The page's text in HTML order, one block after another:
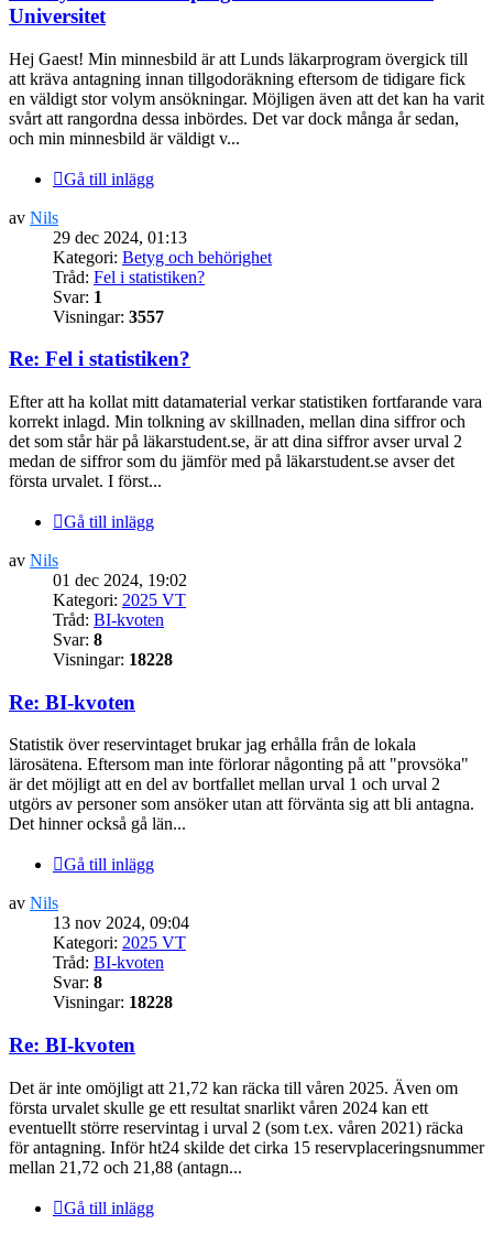
Universitet
Hej Gaest! Min minnesbild är att Lunds läkarprogram övergick till
att kräva antagning innan tillgodoräkning eftersom de tidigare fick
en väldigt stor volym ansökningar. Möjligen även att det kan ha varit
svårt att rangordna dessa inbördes. Det var dock många år sedan,
och min minnesbild är väldigt v...
Gå till inlägg
av Nils
29 dec 2024, 01:13
Kategori: Betyg och behörighet
Tråd: Fel i statistiken?
Svar: 1
Visningar: 3557
Re: Fel i statistiken?
Efter att ha kollat mitt datamaterial verkar statistiken fortfarande vara
korrekt inlagd. Min tolkning av skillnaden, mellan dina siffror och
det som står här på läkarstudent.se, är att dina siffror avser urval 2
medan de siffror som du jämför med på läkarstudent.se avser det
första urvalet. I först...
Gå till inlägg
av Nils
01 dec 2024, 19:02
Kategori: 2025 VT
Tråd: BI-kvoten
Svar: 8
Visningar: 18228
Re: BI-kvoten
Statistik över reservintaget brukar jag erhålla från de lokala
lärosätena. Eftersom man inte förlorar någonting på att "provsöka"
är det möjligt att en del av bortfallet mellan urval 1 och urval 2
utgörs av personer som ansöker utan att förvänta sig att bli antagna.
Det hinner också gå län...
Gå till inlägg
av Nils
13 nov 2024, 09:04
Kategori: 2025 VT
Tråd: BI-kvoten
Svar: 8
Visningar: 18228
Re: BI-kvoten
Det är inte omöjligt att 21,72 kan räcka till våren 2025. Även om
första urvalet skulle ge ett resultat snarlikt våren 2024 kan ett
eventuellt större reservintag i urval 2 (som t.ex. våren 2021) räcka
för antagning. Inför ht24 skilde det cirka 15 reservplaceringsnummer
mellan 21,72 och 21,88 (antagn...
Gå till inlägg